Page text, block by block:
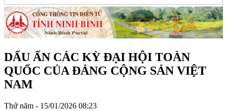
DẤU ẤN CÁC KỲ ĐẠI HỘI TOÀN
QUỐC CỦA ĐẢNG CỘNG SẢN VIỆT
NAM
Thứ năm - 15/01/2026 08:23